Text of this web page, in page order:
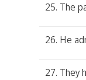
25. The
26. He
27. They